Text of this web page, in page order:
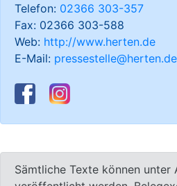
Telefon: 02366 303-357
Fax: 02366 303-588
Web: http://www.herten.de
E-Mail: pressestelle@herten.de
Sämtliche Texte können unter